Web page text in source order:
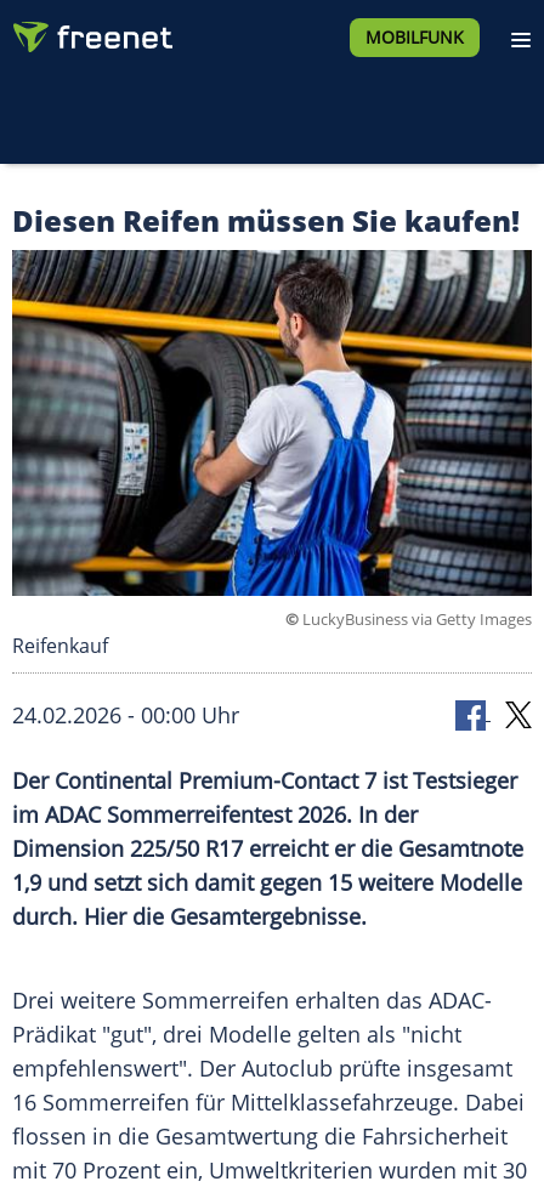
MOBILFUNK
Diesen Reifen müssen Sie kaufen!
© LuckyBusiness via Getty Images
Reifenkauf
24.02.2026 - 00:00 Uhr
Der Continental Premium-Contact 7 ist Testsieger
im ADAC Sommerreifentest 2026. In der
Dimension 225/50 R17 erreicht er die Gesamtnote
1,9 und setzt sich damit gegen 15 weitere Modelle
durch. Hier die Gesamtergebnisse.
Drei weitere Sommerreifen erhalten das ADAC-
Prädikat "gut", drei Modelle gelten als "nicht
empfehlenswert". Der Autoclub prüfte insgesamt
16 Sommerreifen für Mittelklassefahrzeuge. Dabei
flossen in die Gesamtwertung die Fahrsicherheit
mit 70 Prozent ein, Umweltkriterien wurden mit 30